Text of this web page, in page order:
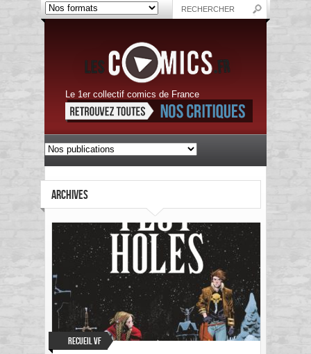
Le 1er collectif comics de France
ARCHIVES
Recueil VF